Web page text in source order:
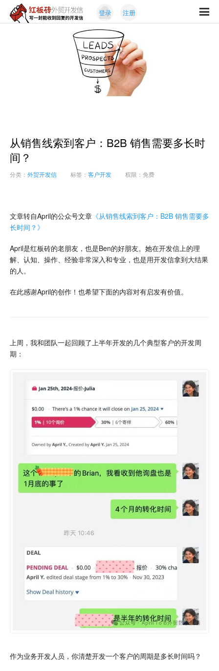
红
发
信
登录 注册
从销售线索到客户：B2B 销售需要多长时
间？
分类： 外贸开发信 标签： 客户开发 权限：免费
文章转自April的公众号文章 《从销售线索到客户：B2B 销售需要多
长时间？》
April是红板砖的老朋友，也是Ben的好朋友。她在开发信上的理
解、认知、操作、经验非常深入和专业，也是用开发信拿到大结果
的人。
在此感谢April的创作！也希望下面的内容对有启发有价值。
上周，我和团队一起回顾了上半年开发的几个典型客户的开发周
期：
作为业务开发人员，你清楚开发一个客户的周期是多长时间吗？